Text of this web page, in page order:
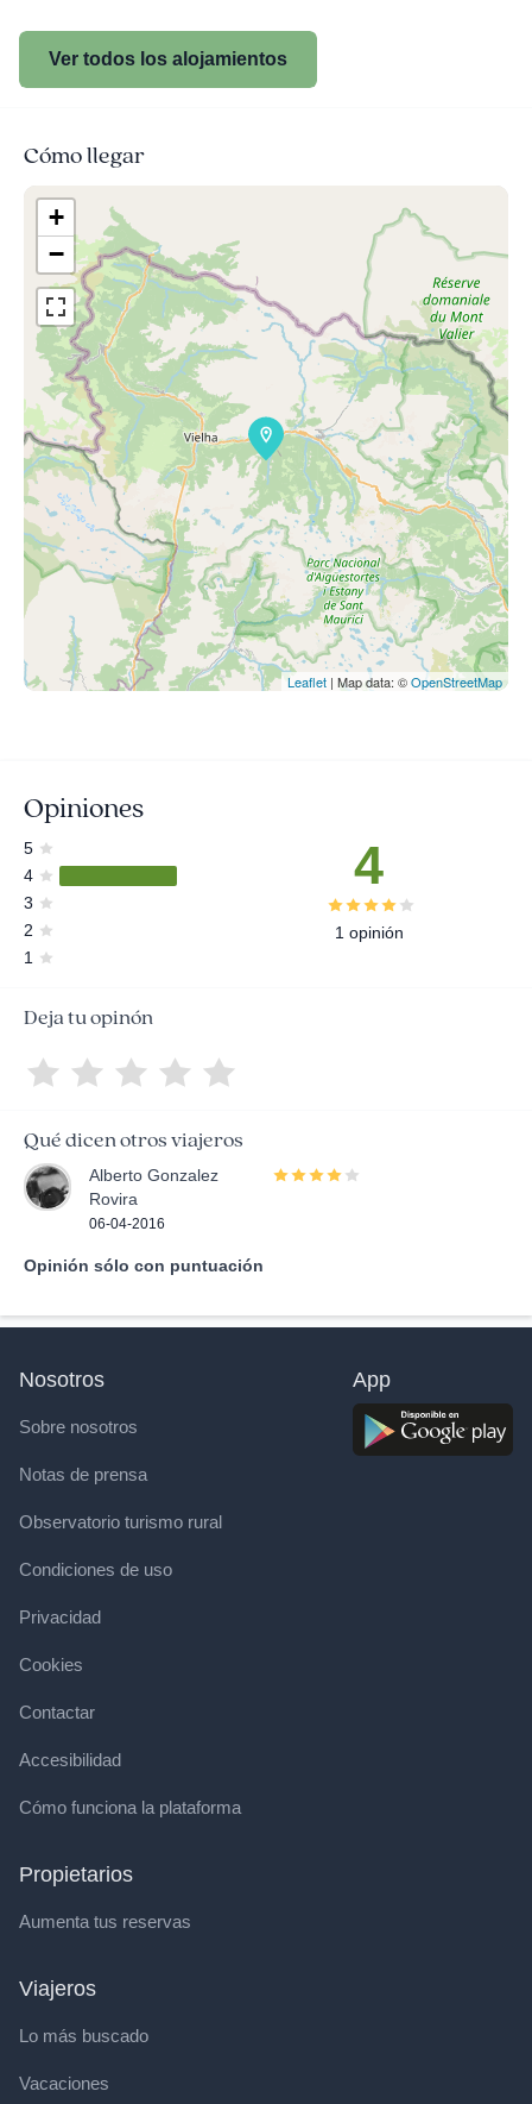
Ver todos los alojamientos
Cómo llegar
+
−
Leaflet | Map data: ©OpenStreetMap
Opiniones
5
4
3
2
1
4
1 opinión
Deja tu opinón
Qué dicen otros viajeros
Alberto Gonzalez
Rovira
06-04-2016
Opinión sólo con puntuación
Nosotros
Sobre nosotros
Notas de prensa
Observatorio turismo rural
Condiciones de uso
Privacidad
Cookies
Contactar
Accesibilidad
Cómo funciona la plataforma
Propietarios
Aumenta tus reservas
Viajeros
Lo más buscado
Vacaciones
App